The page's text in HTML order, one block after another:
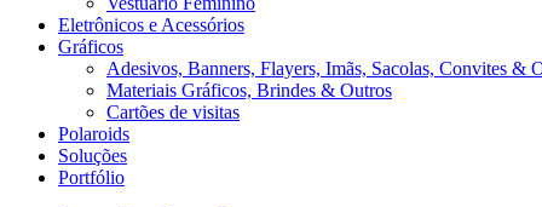
Eletrônicos e Acessórios
Gráficos
Adesivos, Banners, Flayers, Imãs, Sacolas, Convites &
Materiais Gráficos, Brindes & Outros
Cartões de visitas
Polaroids
Soluções
Portfólio